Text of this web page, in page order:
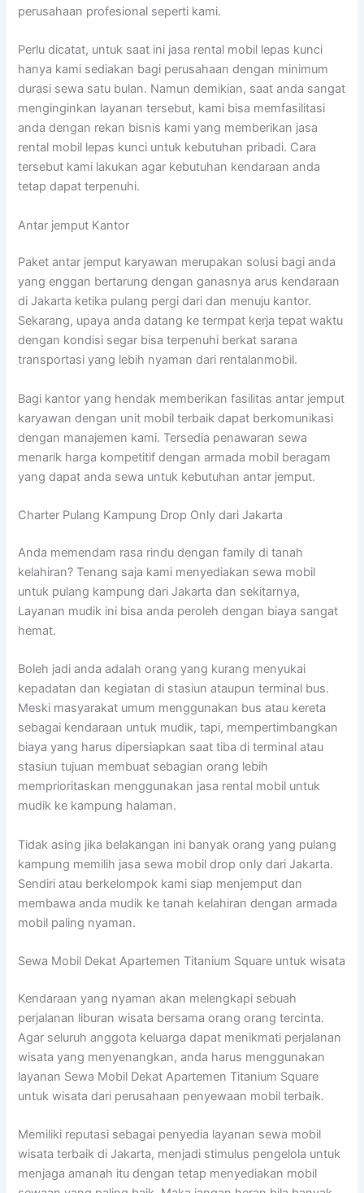
perusahaan profesional seperti kami.
Perlu dicatat, untuk saat ini jasa rental mobil lepas kunci
hanya kami sediakan bagi perusahaan dengan minimum
durasi sewa satu bulan. Namun demikian, saat anda sangat
menginginkan layanan tersebut, kami bisa memfasilitasi
anda dengan rekan bisnis kami yang memberikan jasa
rental mobil lepas kunci untuk kebutuhan pribadi. Cara
tersebut kami lakukan agar kebutuhan kendaraan anda
tetap dapat terpenuhi.
Antar jemput Kantor
Paket antar jemput karyawan merupakan solusi bagi anda
yang enggan bertarung dengan ganasnya arus kendaraan
di Jakarta ketika pulang pergi dari dan menuju kantor.
Sekarang, upaya anda datang ke termpat kerja tepat waktu
dengan kondisi segar bisa terpenuhi berkat sarana
transportasi yang lebih nyaman dari rentalanmobil.
Bagi kantor yang hendak memberikan fasilitas antar jemput
karyawan dengan unit mobil terbaik dapat berkomunikasi
dengan manajemen kami. Tersedia penawaran sewa
menarik harga kompetitif dengan armada mobil beragam
yang dapat anda sewa untuk kebutuhan antar jemput.
Charter Pulang Kampung Drop Only dari Jakarta
Anda memendam rasa rindu dengan family di tanah
kelahiran? Tenang saja kami menyediakan sewa mobil
untuk pulang kampung dari Jakarta dan sekitarnya,
Layanan mudik ini bisa anda peroleh dengan biaya sangat
hemat.
Boleh jadi anda adalah orang yang kurang menyukai
kepadatan dan kegiatan di stasiun ataupun terminal bus.
Meski masyarakat umum menggunakan bus atau kereta
sebagai kendaraan untuk mudik, tapi, mempertimbangkan
biaya yang harus dipersiapkan saat tiba di terminal atau
stasiun tujuan membuat sebagian orang lebih
memprioritaskan menggunakan jasa rental mobil untuk
mudik ke kampung halaman.
Tidak asing jika belakangan ini banyak orang yang pulang
kampung memilih jasa sewa mobil drop only dari Jakarta.
Sendiri atau berkelompok kami siap menjemput dan
membawa anda mudik ke tanah kelahiran dengan armada
mobil paling nyaman.
Sewa Mobil Dekat Apartemen Titanium Square untuk wisata
Kendaraan yang nyaman akan melengkapi sebuah
perjalanan liburan wisata bersama orang orang tercinta.
Agar seluruh anggota keluarga dapat menikmati perjalanan
wisata yang menyenangkan, anda harus menggunakan
layanan Sewa Mobil Dekat Apartemen Titanium Square
untuk wisata dari perusahaan penyewaan mobil terbaik.
Memiliki reputasi sebagai penyedia layanan sewa mobil
wisata terbaik di Jakarta, menjadi stimulus pengelola untuk
menjaga amanah itu dengan tetap menyediakan mobil